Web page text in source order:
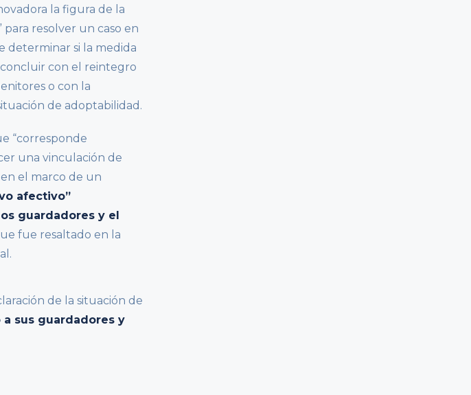
la figura de la
resolver un caso en
determinar si la medida
con el reintegro
o con la
de adoptabilidad.
“corresponde
una vinculación de
el marco de un
afectivo”
guardadores y el
fue resaltado en la
de la situación de
sus guardadores y